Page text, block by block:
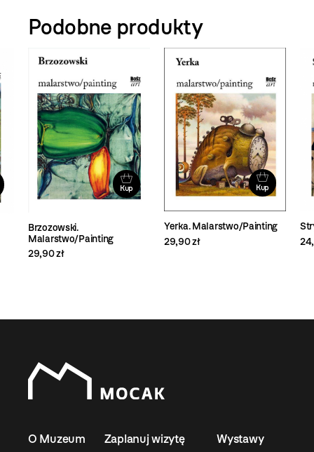
Podobne produkty
Kup
Brzozowski.
Malarstwo/Painting
29,90 zł
Kup
Yerka. Malarstwo/Painting
29,90 zł
O Muzeum Zaplanuj wizytę Wystawy